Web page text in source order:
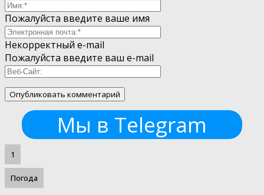
Пожалуйста введите ваше имя
Некорректный e-mail
Пожалуйста введите ваш e-mail
Мы в Telegram
1
Погода